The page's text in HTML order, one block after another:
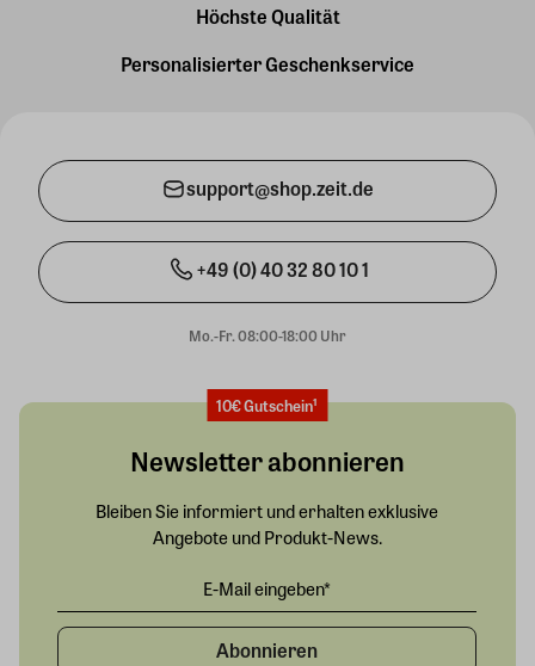
Höchste Qualität
Personalisierter Geschenkservice
support@shop.zeit.de
+49 (0) 40 32 80 10 1
Mo.-Fr. 08:00-18:00 Uhr
10€ Gutschein¹
Newsletter abonnieren
Bleiben Sie informiert und erhalten exklusive
Angebote und Produkt-News.
Abonnieren